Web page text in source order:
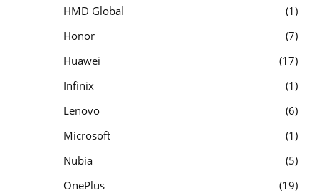
HMD Global
1
Honor
7
Huawei
17
Infinix
1
Lenovo
6
Microsoft
1
Nubia
5
OnePlus
19